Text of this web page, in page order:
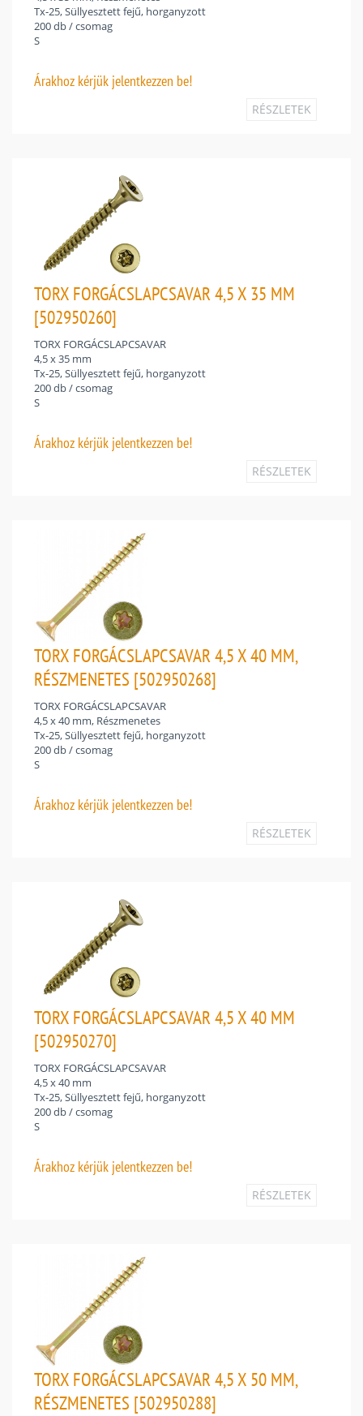
Tx-25, Süllyesztett fejű, horganyzott
200 db / csomag
S
Árakhoz kérjük jelentkezzen be!
RÉSZLETEK
TORX FORGÁCSLAPCSAVAR 4,5 X 35 MM
[502950260]
TORX FORGÁCSLAPCSAVAR
4,5 x 35 mm
Tx-25, Süllyesztett fejű, horganyzott
200 db / csomag
S
Árakhoz kérjük jelentkezzen be!
RÉSZLETEK
TORX FORGÁCSLAPCSAVAR 4,5 X 40 MM,
RÉSZMENETES [502950268]
TORX FORGÁCSLAPCSAVAR
4,5 x 40 mm, Részmenetes
Tx-25, Süllyesztett fejű, horganyzott
200 db / csomag
S
Árakhoz kérjük jelentkezzen be!
RÉSZLETEK
TORX FORGÁCSLAPCSAVAR 4,5 X 40 MM
[502950270]
TORX FORGÁCSLAPCSAVAR
4,5 x 40 mm
Tx-25, Süllyesztett fejű, horganyzott
200 db / csomag
S
Árakhoz kérjük jelentkezzen be!
RÉSZLETEK
TORX FORGÁCSLAPCSAVAR 4,5 X 50 MM,
RÉSZMENETES [502950288]